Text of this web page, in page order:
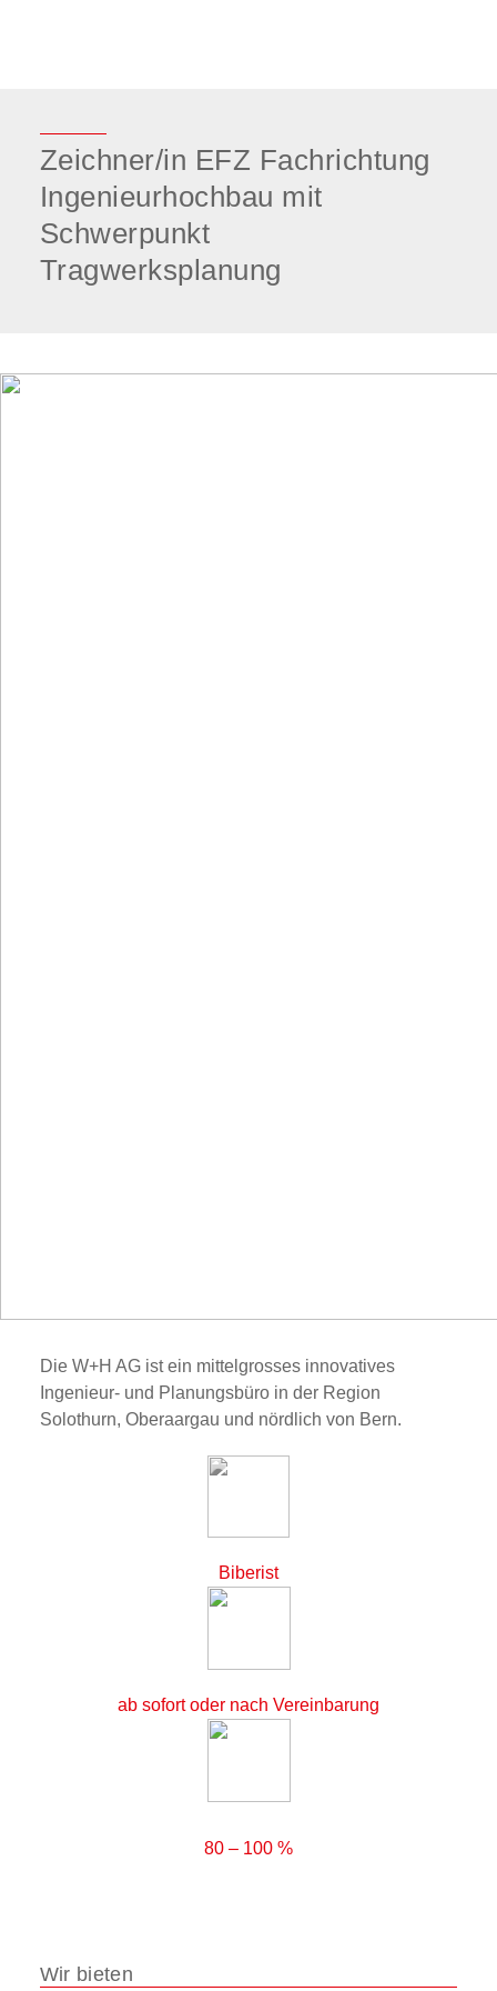
Zeichner/in EFZ Fachrichtung
Ingenieurhochbau mit
Schwerpunkt
Tragwerksplanung
Die W+H AG ist ein mittelgrosses innovatives
Ingenieur- und Planungsbüro in der Region
Solothurn, Oberaargau und nördlich von Bern.
Biberist
ab sofort oder nach Vereinbarung
80 – 100 %
Wir bieten